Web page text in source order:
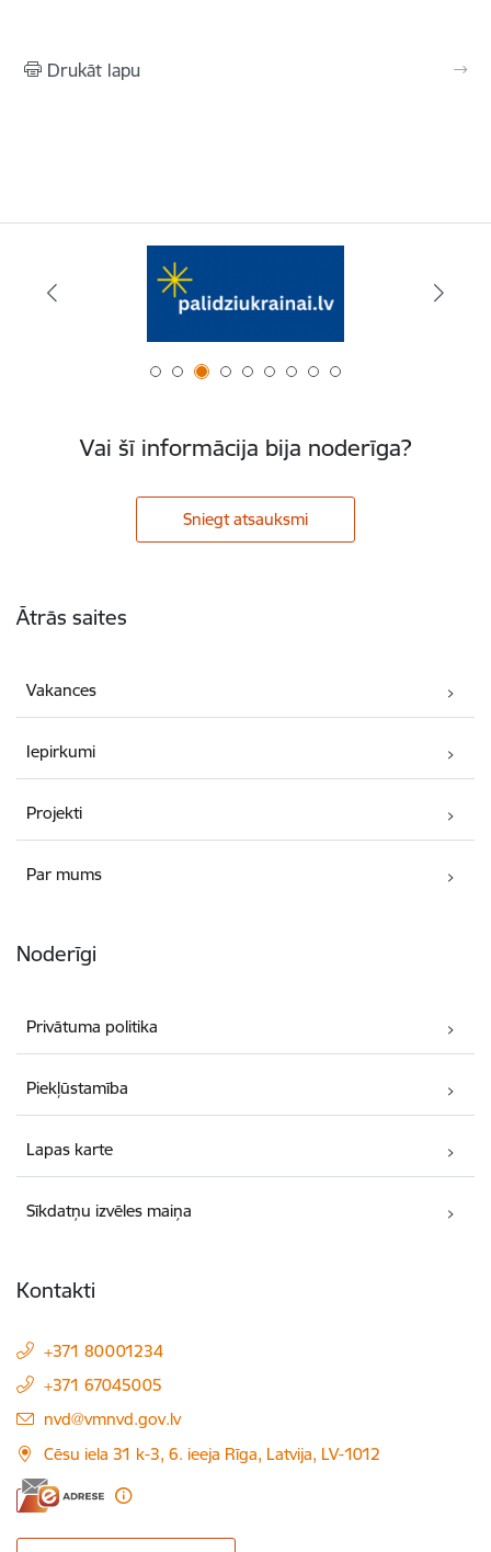
Drukāt lapu
Vai šī informācija bija noderīga?
Sniegt atsauksmi
Ātrās saites
Vakances
Iepirkumi
Projekti
Par mums
Noderīgi
Privātuma politika
Piekļūstamība
Lapas karte
Sīkdatņu izvēles maiņa
Kontakti
+371 80001234
+371 67045005
E-pasts:
nvd@vmnvd.gov.lv
Cēsu iela 31 k-3, 6. ieeja Rīga, Latvija, LV-1012